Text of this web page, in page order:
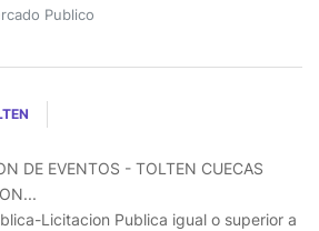
Publico
DE EVENTOS - TOLTEN CUECAS
Licitacion Publica igual o superior a